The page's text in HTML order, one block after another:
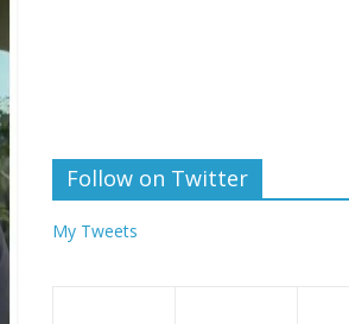
Follow on Twitter
My Tweets